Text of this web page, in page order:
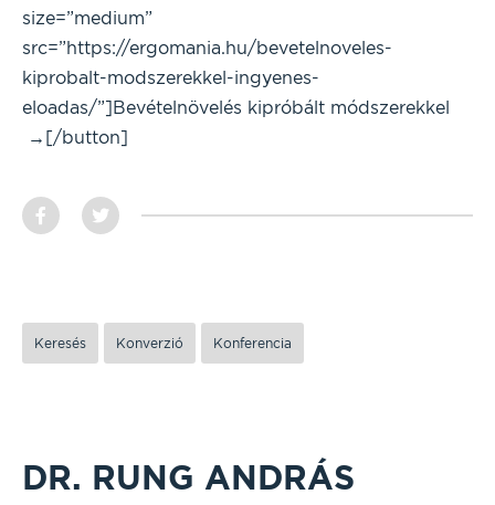
size=”medium”
src=”https://ergomania.hu/bevetelnoveles-
kiprobalt-modszerekkel-ingyenes-
eloadas/”]Bevételnövelés kipróbált módszerekkel
→[/button]
Keresés Konverzió Konferencia
DR. RUNG ANDRÁS